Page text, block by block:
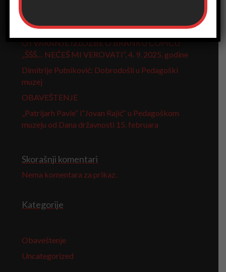
Skorašnji članci
Otvaranje izložbe „Pribor za pisanje kroz vreme“
OTVARANJE IZLOŽBE O BRANKU ĆOPIĆU
„ŠŠŠ… NEĆEŠ MI VEROVATI“, 4. 9. 2025. godine
Dimitrije Putniković: Dobrodošli u Pedagoški
muzej
OBAVEŠTENJE
„Patrijarh Pavle“ i“Jovan Rajić“ u Pedagoškom
muzeju od Dana državnosti 15. februara
Skorašnji komentari
Nema komentara za prikaz.
Kategorije
Obaveštenje
Uncategorized